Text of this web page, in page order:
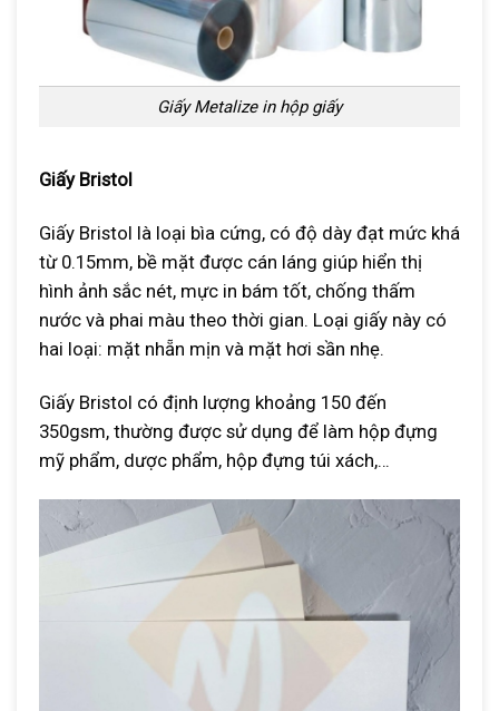
Giấy Metalize in hộp giấy
Giấy Bristol
Giấy Bristol là loại bìa cứng, có độ dày đạt mức khá
từ 0.15mm, bề mặt được cán láng giúp hiển thị
hình ảnh sắc nét, mực in bám tốt, chống thấm
nước và phai màu theo thời gian. Loại giấy này có
hai loại: mặt nhẵn mịn và mặt hơi sần nhẹ.
Giấy Bristol có định lượng khoảng 150 đến
350gsm, thường được sử dụng để làm hộp đựng
mỹ phẩm, dược phẩm, hộp đựng túi xách,…